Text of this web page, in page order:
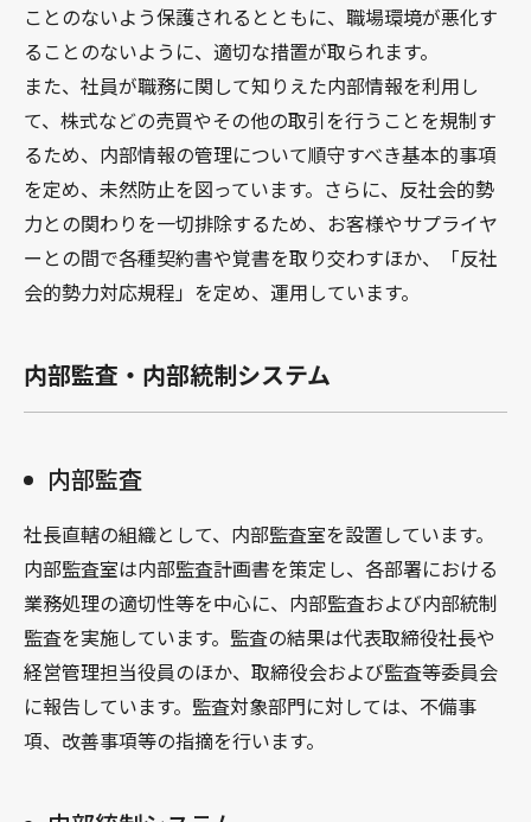
ことのないよう保護されるとともに、職場環境が悪化す
ることのないように、適切な措置が取られます。
また、社員が職務に関して知りえた内部情報を利用し
て、株式などの売買やその他の取引を行うことを規制す
るため、内部情報の管理について順守すべき基本的事項
を定め、未然防止を図っています。さらに、反社会的勢
力との関わりを一切排除するため、お客様やサプライヤ
ーとの間で各種契約書や覚書を取り交わすほか、「反社
会的勢力対応規程」を定め、運用しています。
内部監査・内部統制システム
内部監査
社長直轄の組織として、内部監査室を設置しています。
内部監査室は内部監査計画書を策定し、各部署における
業務処理の適切性等を中心に、内部監査および内部統制
監査を実施しています。監査の結果は代表取締役社長や
経営管理担当役員のほか、取締役会および監査等委員会
に報告しています。監査対象部門に対しては、不備事
項、改善事項等の指摘を行います。